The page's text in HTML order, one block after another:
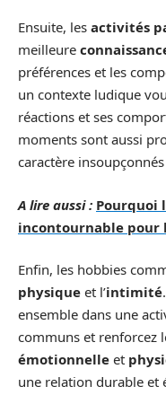
Ensuite, les activités
meilleure
préférences et les
un contexte ludique
réactions et ses
moments sont aussi
caractère insoupçonnés
A lire aussi : Pourquoi
incontournable pour
Enfin, les hobbies
physique et l’intimité
ensemble dans une
communs et renforcez
émotionnelle et
une relation durable et